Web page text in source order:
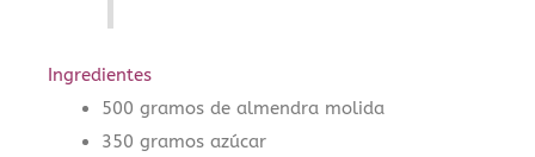
Ingredientes
500 gramos de almendra molida
350 gramos azúcar